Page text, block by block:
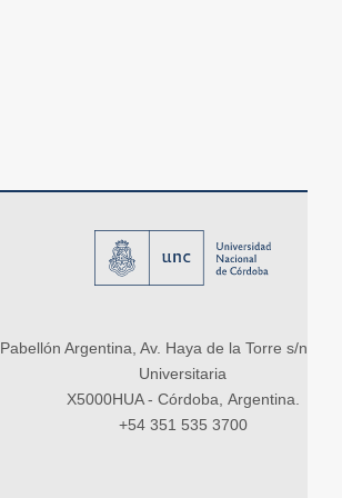
Pabellón Argentina, Av. Haya de la Torre s/n,
Universitaria
X5000HUA - Córdoba, Argentina.
+54 351 535 3700